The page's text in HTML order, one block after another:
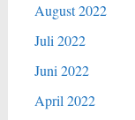
August 2022
Juli 2022
Juni 2022
April 2022